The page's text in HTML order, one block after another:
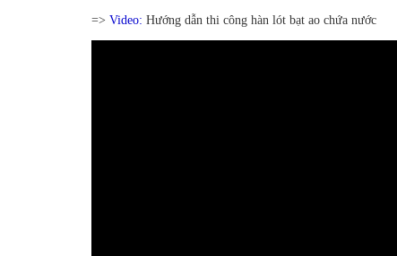
=> Video: Hướng dẫn thi công hàn lót bạt ao chứa nước